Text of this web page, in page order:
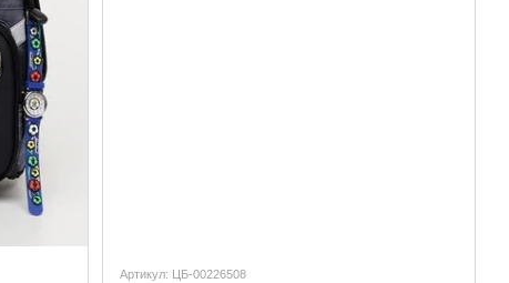
Артикул: ЦБ-00226508